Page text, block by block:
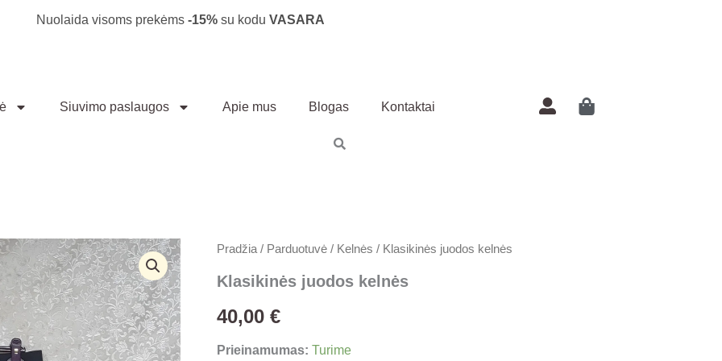
Nuolaida visoms prekėms -15% su kodu VASARA
Siuvimo paslaugos Apie mus Blogas Kontaktai
Pradžia/ Parduotuvė/ Kelnės / Klasikinės juodos kelnės
Klasikinės juodos kelnės
40,00 €
Prieinamumas: Turime
produkto
Klasikinės
kelnės